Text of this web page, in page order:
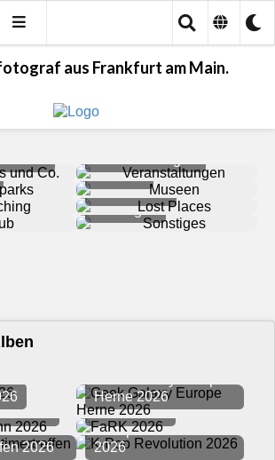
aus Frankfurt am Main.
Museen
Lost Places
Sonstiges
Herne 2026
2026
FaRK 2026
2026
K-Pop Revolution
2026